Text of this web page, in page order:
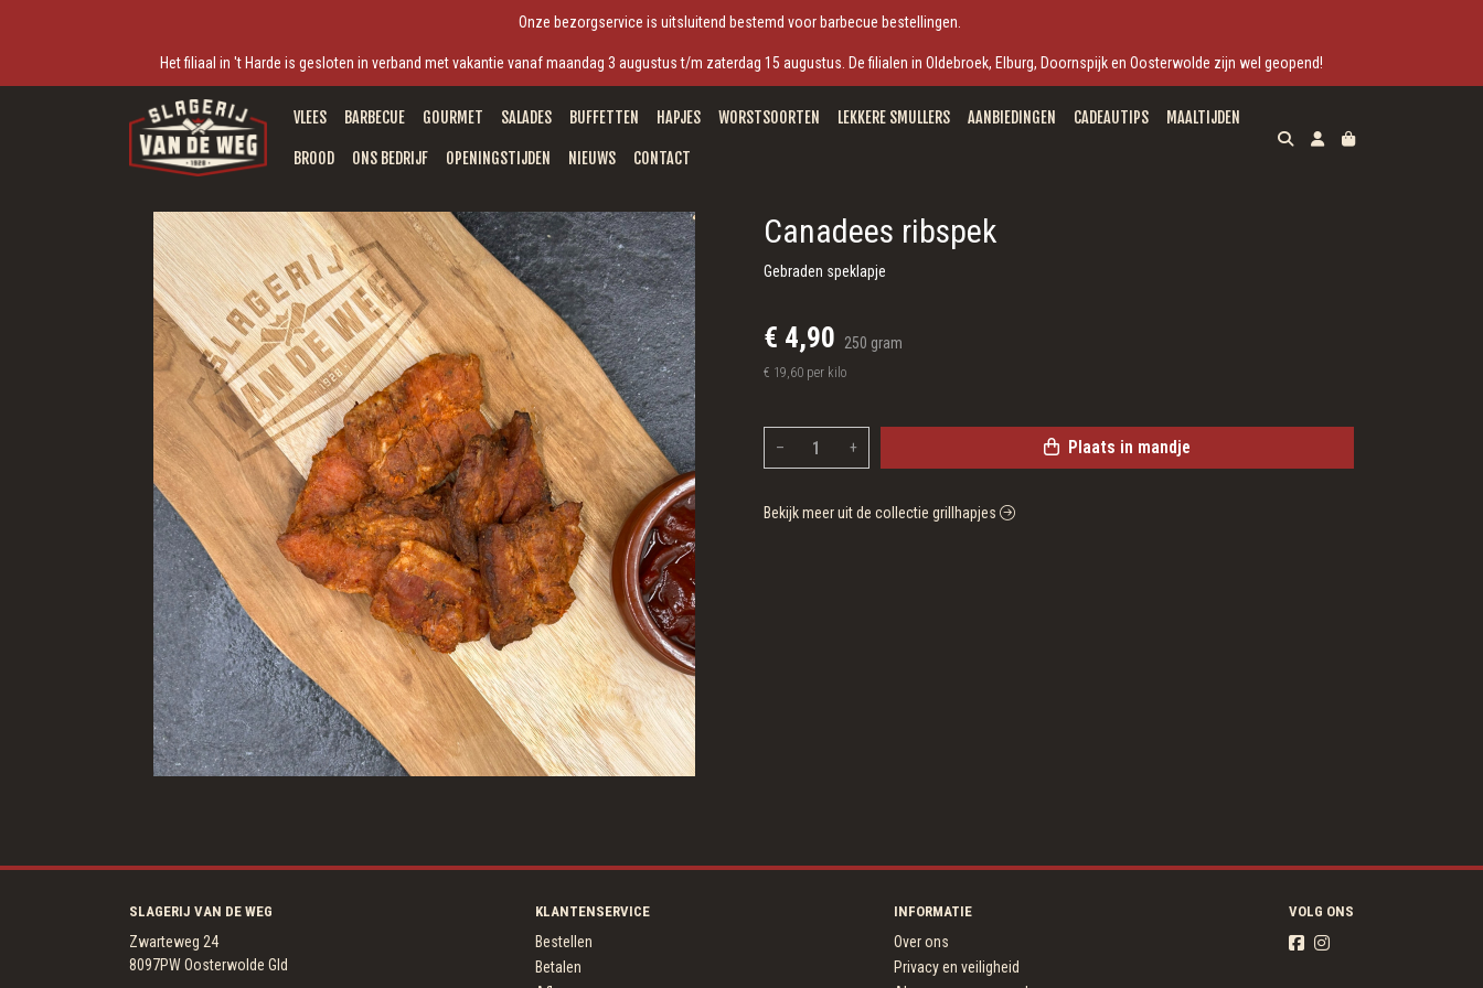
Onze bezorgservice is uitsluitend bestemd voor barbecue bestellingen.
Het filiaal in 't Harde is gesloten in verband met vakantie vanaf maandag 3 augustus t/m zaterdag 15 augustus. De filialen in Oldebroek, Elburg, Doornspijk en Oosterwolde zijn wel geopend!
VLEES BARBECUE GOURMET SALADES BUFFETTEN HAPJES WORSTSOORTEN LEKKERE SMULLERS AANBIEDINGEN CADEAUTIPS MAALTIJDEN
BROOD ONS BEDRIJF OPENINGSTIJDEN NIEUWS CONTACT
Canadees ribspek
Gebraden speklapje
€ 4,90 250 gram
€ 19,60 per kilo
– + Plaats in mandje
Bekijk meer uit de collectie grillhapjes
SLAGERIJ VAN DE WEG
Zwarteweg 24
8097PW Oosterwolde Gld
KLANTENSERVICE
Bestellen
Betalen
INFORMATIE
Over ons
Privacy en veiligheid
VOLG ONS